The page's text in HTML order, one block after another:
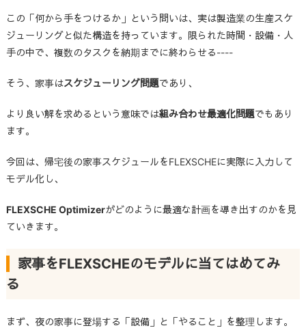
この「何から手をつけるか」という問いは、実は製造業の生産スケ
ジューリングと似た構造を持っています。限られた時間・設備・人
手の中で、複数のタスクを納期までに終わらせる----
そう、家事はスケジューリング問題であり、
より良い解を求めるという意味では組み合わせ最適化問題でもあり
ます。
今回は、帰宅後の家事スケジュールをFLEXSCHEに実際に入力して
モデル化し、
FLEXSCHE Optimizerがどのように最適な計画を導き出すのかを見
ていきます。
家事をFLEXSCHEのモデルに当てはめてみ
る
まず、夜の家事に登場する「設備」と「やること」を整理します。